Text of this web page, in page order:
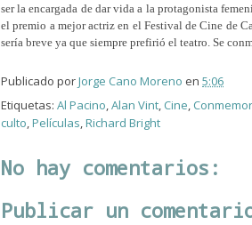
ser la encargada de dar vida a la protagonista
el premio a mejor actriz en el Festival de Cine de
sería breve ya que siempre prefirió el teatro. Se
Publicado porJorge Cano Moreno en 5:06
Etiquetas: Al Pacino,Alan Vint, Cine,
culto,Películas,Richard Bright
No hay comentarios:
Publicar un